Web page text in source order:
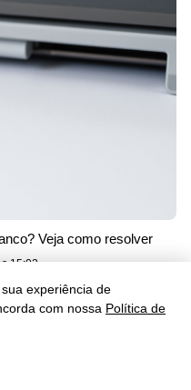
experiência de
com nossa Política de
Veja como resolver
15:02